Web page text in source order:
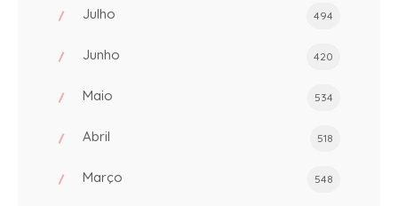
Julho 494
Junho 420
Maio 534
Abril 518
Março 548